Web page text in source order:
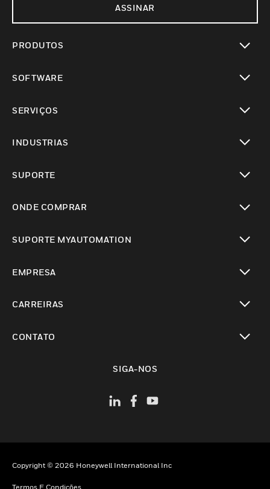
ASSINAR
PRODUTOS
SOFTWARE
SERVIÇOS
INDUSTRIAS
SUPORTE
ONDE COMPRAR
SUPORTE MYAUTOMATION
EMPRESA
CARREIRAS
CONTATO
SIGA-NOS
Copyright © 2026 Honeywell International Inc
Termos E Condições